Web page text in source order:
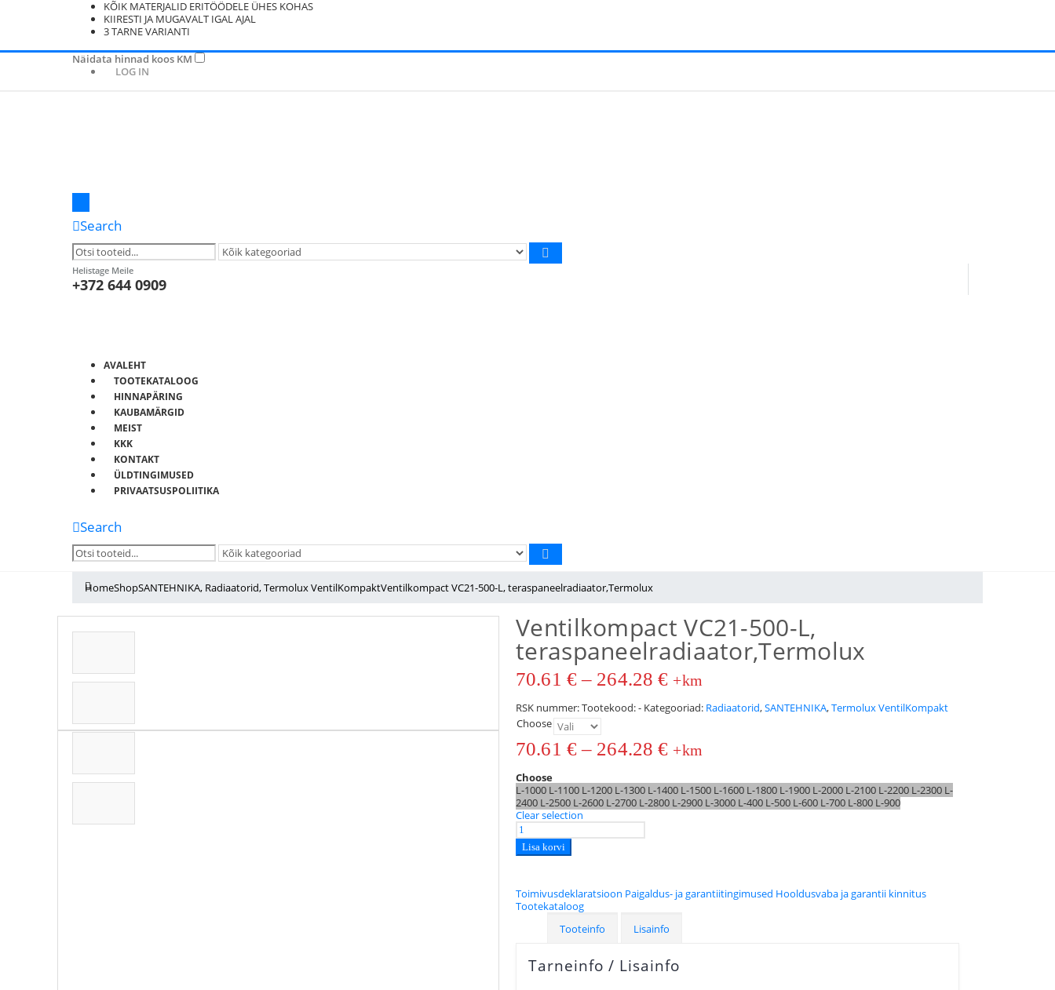
KÕIK MATERJALID ERITÖÖDELE ÜHES KOHAS
KIIRESTI JA MUGAVALT IGAL AJAL
3 TARNE VARIANTI
Näidata hinnad koos KM
LOG IN
Search
Helistage Meile
+372 644 0909
AVALEHT
TOOTEKATALOOG
HINNAPÄRING
KAUBAMÄRGID
MEIST
KKK
KONTAKT
ÜLDTINGIMUSED
PRIVAATSUSPOLIITIKA
Search
HomeShopSANTEHNIKA, Radiaatorid,Termolux VentilKompaktVentilkompact VC21-500-L, teraspaneelradiaator,Termolux
Ventilkompact VC21-500-L,
teraspaneelradiaator,Termolux
70.61 €– 264.28€ +km
RSK nummer:Tootekood:- Kategooriad: Radiaatorid,SANTEHNIKA,Termolux VentilKompakt
Choose
70.61 €– 264.28€ +km
Choose
L-1000 L-1100 L-1200 L-1300 L-1400 L-1500 L-1600 L-1800 L-1900 L-2000 L-2100 L-2200 L-2300 L-
2400 L-2500 L-2600 L-2700 L-2800 L-2900 L-3000 L-400 L-500 L-600 L-700 L-800 L-900
Clear selection
Lisa korvi
Toimivusdeklaratsioon Paigaldus- ja garantiitingimused Hooldusvaba ja garantii kinnitus
Tootekataloog
Tooteinfo
Lisainfo
Tarneinfo / Lisainfo